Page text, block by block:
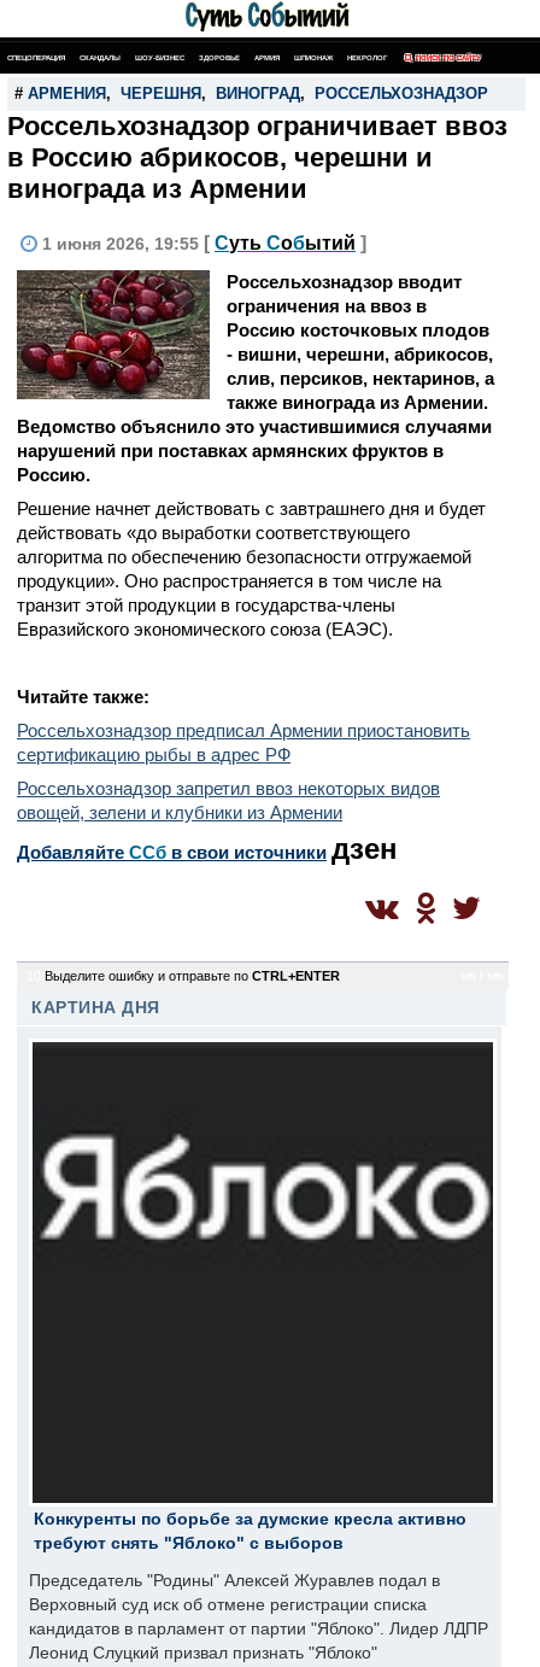
СПЕЦОПЕРАЦИЯ СКАНДАЛЫ ШОУ-БИЗНЕС ЗДОРОВЬЕ АРМИЯ ШПИОНАЖ НЕКРОЛОГ ПОИСК ПО САЙТУ
# АРМЕНИЯ , ЧЕРЕШНЯ , ВИНОГРАД, РОССЕЛЬХОЗНАДЗОР
Россельхознадзор ограничивает ввоз
в Россию абрикосов, черешни и
винограда из Армении
1 июня 2026, 19:55 [ Суть Событий ]
Россельхознадзор вводит
ограничения на ввоз в
Россию косточковых плодов
- вишни, черешни, абрикосов,
слив, персиков, нектаринов, а
также винограда из Армении.
Ведомство объяснило это участившимися случаями
нарушений при поставках армянских фруктов в
Россию.
Решение начнет действовать с завтрашнего дня и будет
действовать «до выработки соответствующего
алгоритма по обеспечению безопасности отгружаемой
продукции». Оно распространяется в том числе на
транзит этой продукции в государства-члены
Евразийского экономического союза (ЕАЭС).
Читайте также:
Россельхознадзор предписал Армении приостановить
сертификацию рыбы в адрес РФ
Россельхознадзор запретил ввоз некоторых видов
овощей, зелени и клубники из Армении
Добавляйте CСб в свои источники дзен
Выделите ошибку и отправьте по CTRL+ENTER
КАРТИНА ДНЯ
Конкуренты по борьбе за думские кресла активно
требуют снять "Яблоко" с выборов
Председатель "Родины" Алексей Журавлев подал в
Верховный суд иск об отмене регистрации списка
кандидатов в парламент от партии "Яблоко". Лидер ЛДПР
Леонид Слуцкий призвал признать "Яблоко"